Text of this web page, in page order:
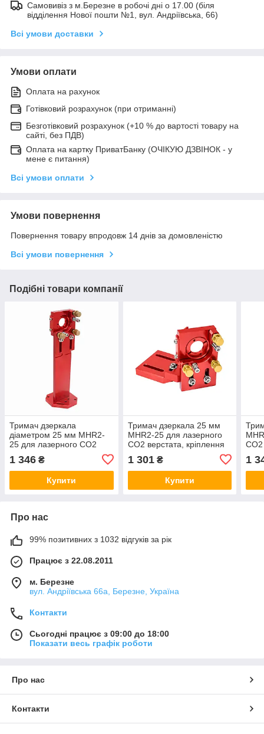
Самовивіз з м.Березне в робочі дні о 17.00 (біля
відділення Нової пошти №1, вул. Андріївська, 66)
Всі умови доставки
Умови оплати
Оплата на рахунок
Готівковий розрахунок (при отриманні)
Безготівковий розрахунок (+10 % до вартості товару на
сайті, без ПДВ)
Оплата на картку ПриватБанку (ОЧІКУЮ ДЗВІНОК - у
мене є питання)
Всі умови оплати
Умови повернення
Повернення товару впродовж 14 днів за домовленістю
Всі умови повернення
Подібні товари компанії
Тримач дзеркала
діаметром 25 мм MHR2-
25 для лазерного CO2
верстата, кріплення для
дзеркала лазера,
юстирований майданчик
1 346 ₴
Купити
Тримач дзеркала 25 мм
MHR2-25 для лазерного
CO2 верстата, кріплення
юстувальний майданчик
1 301₴
Купити
CO2
1
Про нас
99% позитивних з 1032 відгуків за рік
Працює з 22.08.2011
м. Березне
вул. Андріївська 66а, Березне, Україна
Контакти
Сьогодні працює з 09:00 до 18:00
Показати весь графік роботи
Про нас
Контакти